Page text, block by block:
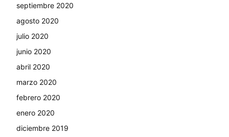
septiembre 2020
agosto 2020
julio 2020
junio 2020
abril 2020
marzo 2020
febrero 2020
enero 2020
diciembre 2019